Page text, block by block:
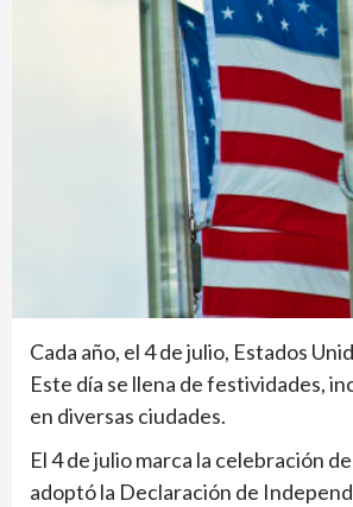
Cada año, el 4 de julio, Estados
Este día se llena de festividades,
en diversas ciudades.
El 4 de julio marca la celebración
adoptó la Declaración de